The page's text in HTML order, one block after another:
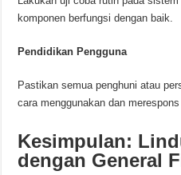
komponen berfungsi dengan baik.
Pendidikan Pengguna
Pastikan semua penghuni atau
cara menggunakan dan
Kesimpulan:
dengan General